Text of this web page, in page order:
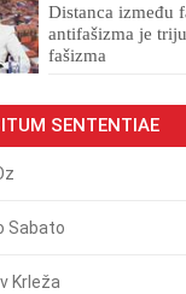
Distanca između
antifašizma je
fašizma
SENTENTIAE
Sabato
Krleža